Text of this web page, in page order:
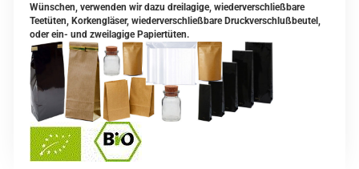
Wünschen, verwenden wir dazu dreilagige, wiederverschließbare
Teetüten, Korkengläser, wiederverschließbare Druckverschlußbeutel,
oder ein- und zweilagige Papiertüten.